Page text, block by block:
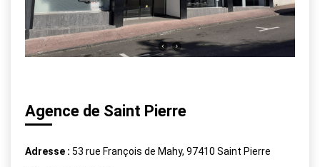
Agence de Saint Pierre
Adresse : 53 rue François de Mahy, 97410 Saint Pierre